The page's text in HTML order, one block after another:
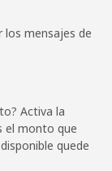
los mensajes de
Activa la
el monto que
quede